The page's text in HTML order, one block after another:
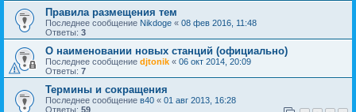
Правила размещения тем
Последнее сообщение Nikdoge « 08 фев 2016, 11:48
Ответы: 3
О наименовании новых станций (официально)
Последнее сообщение djtonik « 06 окт 2014, 20:09
Ответы: 7
Термины и сокращения
Последнее сообщение в40 « 01 авг 2013, 16:28
Ответы: 59